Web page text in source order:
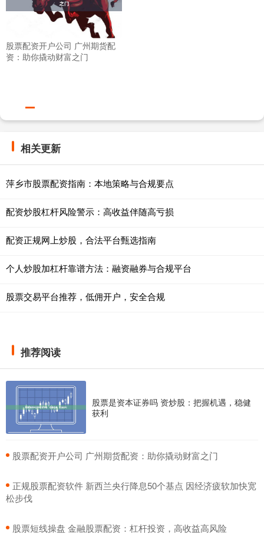
股票配资开户公司 广州期货配
资：助你撬动财富之门
相关更新
萍乡市股票配资指南：本地策略与合规要点
配资炒股杠杆风险警示：高收益伴随高亏损
配资正规网上炒股，合法平台甄选指南
个人炒股加杠杆靠谱方法：融资融券与合规平台
股票交易平台推荐，低佣开户，安全合规
推荐阅读
股票是资本证券吗 资炒股：把握机遇，稳健
获利
​股票配资开户公司 广州期货配资：助你撬动财富之门
​正规股票配资软件 新西兰央行降息50个基点 因经济疲软加快宽
松步伐
​股票短线操盘 金融股票配资：杠杆投资，高收益高风险